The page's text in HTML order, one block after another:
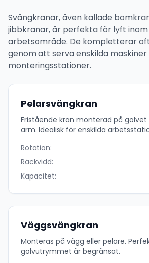
Svängkranar, även kallade
jibbkranar, är perfekta för lyft
arbetsområde. De kompletterar
genom att serva enskilda
monteringsstationer.
Pelarsvängkran
Fristående kran monterad på
arm. Idealisk för enskilda
Rotation:
Räckvidd:
Kapacitet:
Väggsvängkran
Monteras på vägg eller pelare.
golvutrymmet är begränsat.